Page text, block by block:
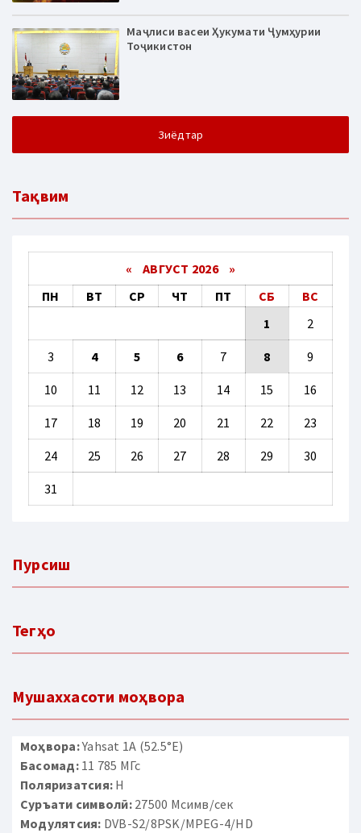
Маҷлиси васеи Ҳукумати Ҷумҳурии
Тоҷикистон
Зиёдтар
Тақвим
« АВГУСТ 2026 »
ПН
ВТ СР ЧТ ПТ СБ
ВС
1
2
3 4 5 6 7 8 9
10 11 12 13 14 15 16
17 18 19 20 21 22 23
24 25 26 27 28 29 30
31
Пурсиш
Тегҳо
Мушаххасоти моҳвора
Моҳвора:Yahsat 1A (52.5°E)
Басомад:11 785 МГс
Поляризатсия: H
Суръати символӣ:27500 Мсимв/сек
Модулятсия: DVB-S2/8PSK/MPEG-4/HD